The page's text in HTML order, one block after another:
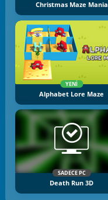
Christmas Maze Mania
YENI
Alphabet Lore Maze
SADECE PC
Death Run 3D